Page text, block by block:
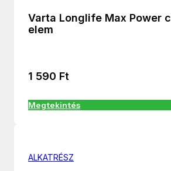
Varta Longlife Max Power
elem
1 590 Ft
Megtekintés
ALKATRÉSZ